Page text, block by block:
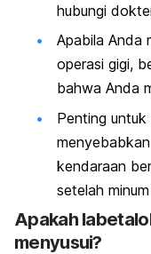
hubungi
Apabila Anda
operasi gigi,
bahwa Anda
Penting
kendaraan
setelah
Apakah
menyusui?